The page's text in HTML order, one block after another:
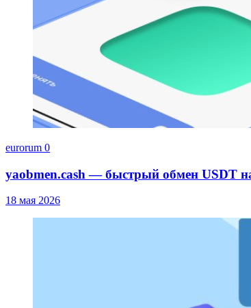
eurorum 0
yaobmen.cash — быстрый обмен USDT
18 мая 2026